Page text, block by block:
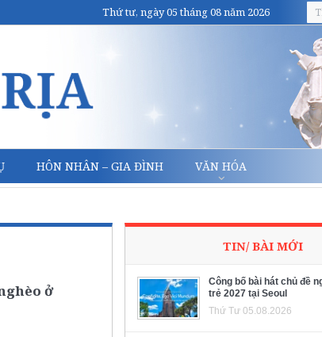
Thứ tư, ngày 05 tháng 08 năm 2026
HÔN NHÂN – GIA ĐÌNH VĂN HÓA
ở
TIN/ BÀI MỚI
Công bố bài hát chủ đề
trẻ 2027 tại Seoul
Thứ Tư 05.08.2026